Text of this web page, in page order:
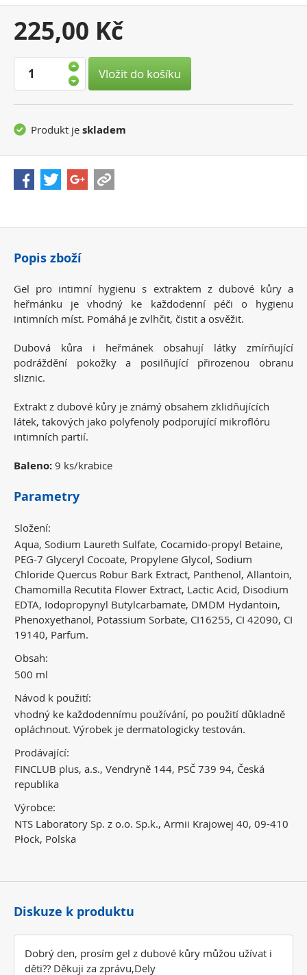
Vaše
cena:
225,00 Kč
Vložit do košíku
Produkt je skladem
Popis zboží
Gel pro intimní hygienu s extraktem z dubové kůry a
heřmánku je vhodný ke každodenní péči o hygienu
intimních míst. Pomáhá je zvlhčit, čistit a osvěžit.
Dubová kůra i heřmánek obsahují látky zmírňující
podráždění pokožky a posilňující přirozenou obranu
sliznic.
Extrakt z dubové kůry je známý obsahem zklidňujících
látek, takových jako polyfenoly podporující mikroflóru
intimních partií.
Baleno: 9 ks/krabice
Parametry
Složení:
Aqua, Sodium Laureth Sulfate, Cocamido-propyl Betaine,
PEG-7 Glyceryl Cocoate, Propylene Glycol, Sodium
Chloride Quercus Robur Bark Extract, Panthenol, Allantoin,
Chamomilla Recutita Flower Extract, Lactic Acid, Disodium
EDTA, Iodopropynyl Butylcarbamate, DMDM Hydantoin,
Phenoxyethanol, Potassium Sorbate, CI16255, CI 42090, CI
19140, Parfum.
Obsah:
500 ml
Návod k použití:
vhodný ke každodennímu používání, po použití důkladně
opláchnout. Výrobek je dermatologicky testován.
Prodávající:
FINCLUB plus, a.s., Vendryně 144, PSČ 739 94, Česká
republika
Výrobce:
NTS Laboratory Sp. z o.o. Sp.k., Armii Krajowej 40, 09-410
Płock, Polska
Diskuze k produktu
Dobrý den, prosím gel z dubové kůry můžou užívat i
děti?? Děkuji za zprávu,Dely